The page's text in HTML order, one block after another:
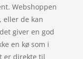
Webshoppen
eller de kan
giver en god
en kø som i
er direkte til